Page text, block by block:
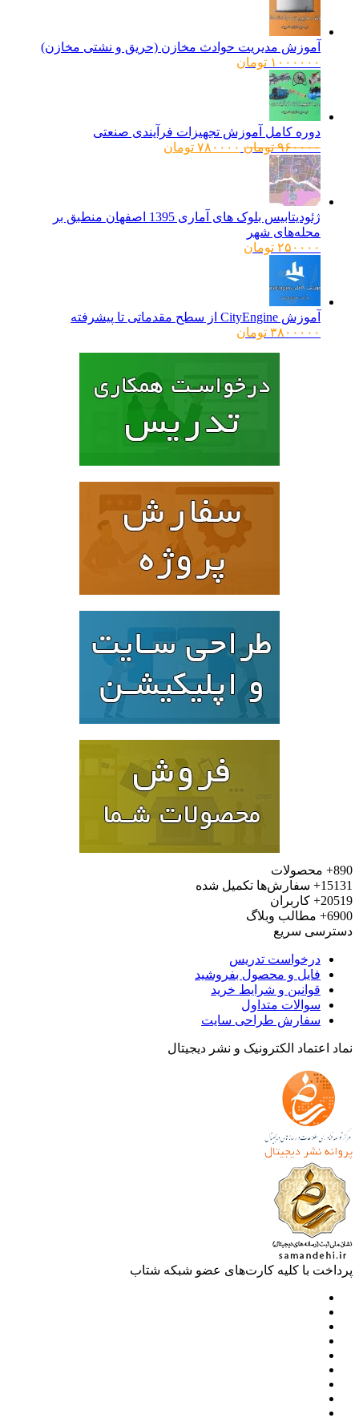
آموزش مدیریت حوادث مخازن (حریق و نشتی مخازن)
۱۰۰۰۰۰۰ تومان
دوره کامل آموزش تجهیزات فرآیندی صنعتی
۹۶۰۰۰۰ تومانقیمت
۷۸۰۰۰۰ تومانقیمت
ژئودیتابیس بلوک های آماری 1395 اصفهان منطبق بر
محله‌های شهر
۲۵۰۰۰۰ تومان
آموزش CityEngine از سطح مقدماتی تا پیشرفته
۳۸۰۰۰۰۰ تومان
محصولات
سفارش‌ها تکمیل شده
کاربران
مطالب وبلاگ
سریع
درخواست تدریس
فایل و محصول بفروشید
قوانین و شرایط خرید
سوالات متداول
سفارش طراحی سایت
اعتماد الکترونیک و نشر دیجیتال
با کلیه کارت‌های عضو شبکه شتاب